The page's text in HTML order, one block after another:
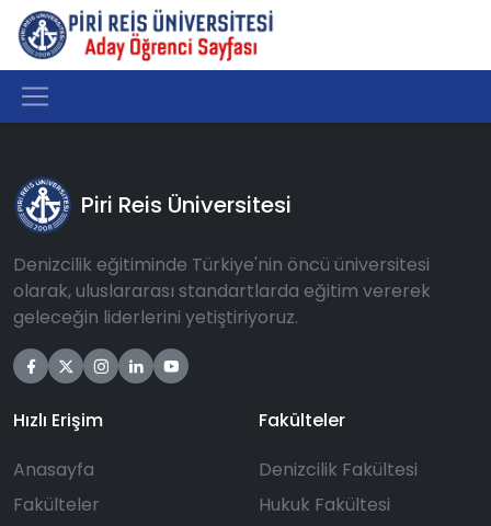
Piri Reis Üniversitesi
Denizcilik eğitiminde Türkiye'nin öncü üniversitesi
olarak, uluslararası standartlarda eğitim vererek
geleceğin liderlerini yetiştiriyoruz.
Hızlı Erişim
Anasayfa
Fakülteler
Fakülteler
Denizcilik Fakültesi
Hukuk Fakültesi